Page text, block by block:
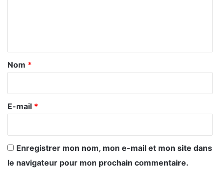
a
e
Nom *
E-mail *
Enregistrer mon nom, mon e-mail et mon site dans
le navigateur pour mon prochain commentaire.